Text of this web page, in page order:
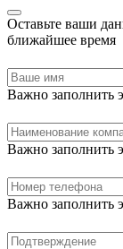
Оставьте ваши
ближайшее время
Важно заполнить
Важно заполнить
Важно заполнить